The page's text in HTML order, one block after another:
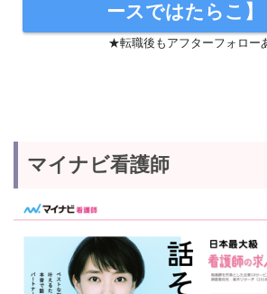
ースではたらこ】
★転職後もアフターフォロー
マイナビ看護師